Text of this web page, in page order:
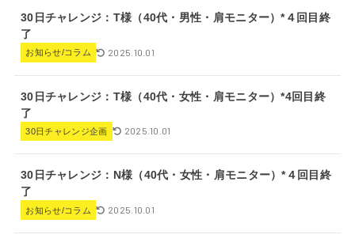
30日チャレンジ：T様（40代・男性・肩モニター）*４回目終
了
お知らせ/コラム 2025.10.01
30日チャレンジ：T様（40代・女性・肩モニター）*4回目終
了
30日チャレンジ企画 2025.10.01
30日チャレンジ：N様（40代・女性・肩モニター）*４回目終
了
お知らせ/コラム 2025.10.01